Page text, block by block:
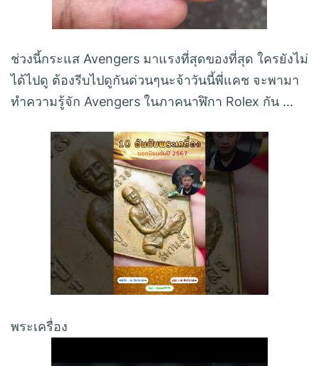
ช่วงนี้กระแส Avengers มาแรงที่สุดของที่สุด ใครยังไม่
ได้ไปดู ต้องรีบไปดูกันด่วนๆนะจ้าวันนี้พี่แคช จะพามา
ทำความรู้จัก Avengers ในภาคนาฬิกา Rolex กัน …
พระเครื่อง